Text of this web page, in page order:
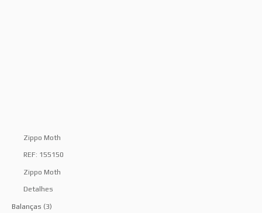
Zippo Moth
REF: 155150
Zippo Moth
Detalhes
Balanças (3)